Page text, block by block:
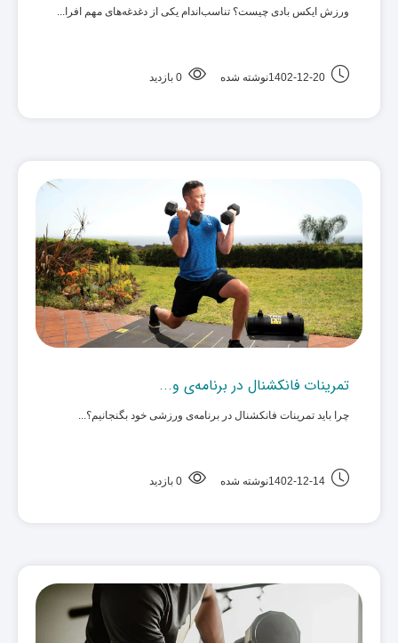
ورزش ایکس بادی چیست؟ تناسب‌اندام یکی از دغدغه‌های مهم افرا... ‌
1402-12-20نوشته شده 0 بازدید
تمرینات فانکشنال در برنامه‌ی و...
چرا باید تمرینات فانکشنال در برنامه‌ی ورزشی خود بگنجانیم؟... ‌
1402-12-14نوشته شده 0 بازدید